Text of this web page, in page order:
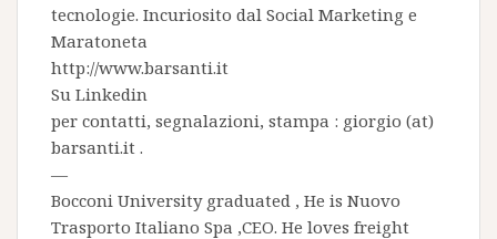
tecnologie. Incuriosito dal Social Marketing e
Maratoneta
http://www.barsanti.it
Su Linkedin
per contatti, segnalazioni, stampa : giorgio (at)
barsanti.it .
—
Bocconi University graduated , He is Nuovo
Trasporto Italiano Spa ,CEO. He loves freight